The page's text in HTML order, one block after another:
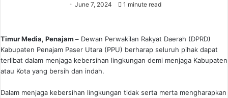
June 7, 2024 1 minute read
Timur Media, Penajam – Dewan Perwakilan Rakyat Daerah (DPRD)
Kabupaten Penajam Paser Utara (PPU) berharap seluruh pihak dapat
terlibat dalam menjaga kebersihan lingkungan demi menjaga Kabupaten
atau Kota yang bersih dan indah.
Dalam menjaga kebersihan lingkungan tidak serta merta mengharapkan